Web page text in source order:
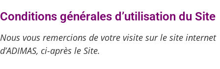
Conditions générales d’utilisation du Site
Nous vous remercions de votre visite sur le site internet
d’ADIMAS, ci-après le Site.